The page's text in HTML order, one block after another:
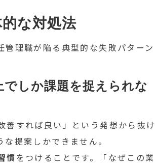
な対処法
理職が陥る典型的な失敗パターン
しか課題を捉えられな
善すれば良い」という発想から抜け
提案しかできません。
慣 をつけることです。「なぜこの業